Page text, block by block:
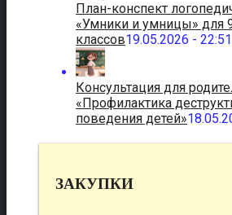
План-конспект
«Умники и умницы» для
классов19.05.2026 - 22:51
Консультация для
«Профилактика
поведения детей»
ЗАКУПКИ